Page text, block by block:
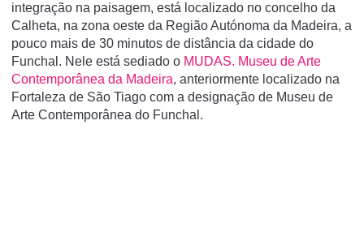
integração na paisagem, está localizado no concelho da
Calheta, na zona oeste da Região Autónoma da Madeira, a
pouco mais de 30 minutos de distância da cidade do
Funchal. Nele está sediado o MUDAS. Museu de Arte
Contemporânea da Madeira, anteriormente localizado na
Fortaleza de São Tiago com a designação de Museu de
Arte Contemporânea do Funchal.